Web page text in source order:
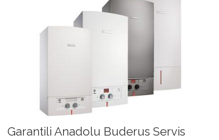
Garantili Anadolu Buderus Servis